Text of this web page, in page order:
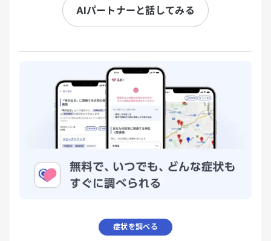
AIパートナーと話してみる
症状を調べる